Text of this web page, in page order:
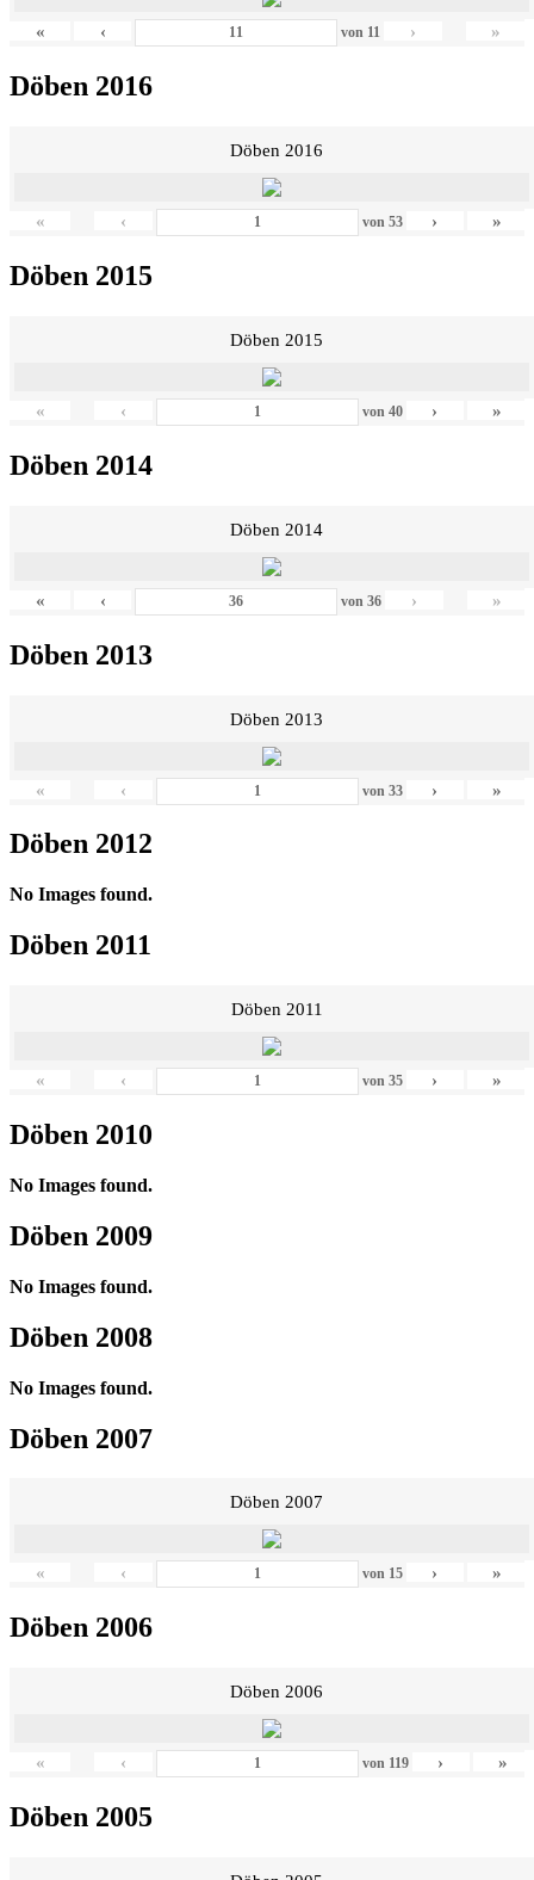
« ‹ von 11 › »
Döben 2016
Döben 2016
« ‹ von 53 › »
Döben 2015
Döben 2015
« ‹ von 40 › »
Döben 2014
Döben 2014
« ‹ von36 › »
Döben 2013
Döben 2013
« ‹ von 33 › »
Döben 2012
No Images found.
Döben 2011
Döben 2011
« ‹ von 35 › »
Döben 2010
No Images found.
Döben 2009
No Images found.
Döben 2008
No Images found.
Döben 2007
Döben 2007
« ‹ von 15 › »
Döben 2006
Döben 2006
« ‹ von 119 › »
Döben 2005